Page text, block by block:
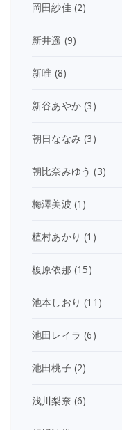
岡田紗佳(2)
新井遥 (9)
新唯 (8)
新谷あやか (3)
朝日ななみ (3)
朝比奈みゆう (3)
梅澤美波 (1)
植村あかり (1)
榎原依那 (15)
池本しおり (11)
池田レイラ (6)
池田桃子(2)
浅川梨奈 (6)